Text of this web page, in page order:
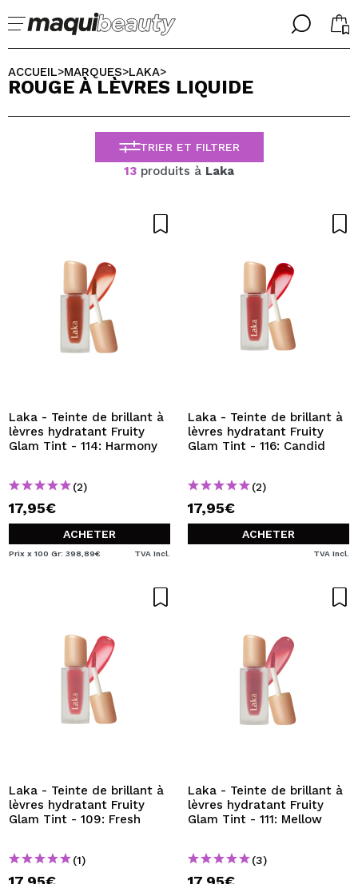
╳
J'suis déjà #maquilover, j'ai un compte
je n'ai pas de compte ici
JE VEUX M'INSCRIRE
effectuer vos achats rapidement, vérifier l'état de vos
commandes et consulter vos opérations précédentes.
CRÉER UN COMPTE
╳
CHOISISSEZ VOTRE LANGUE
FRANCES
ESPAÑOL
ENGLISH
ALEMAN
ACCUEIL>MARQUES>LAKA>
ROUGE À LÈVRES LIQUIDE
TRIER ET FILTRER
13 produits à Laka
Laka - Teinte de brillant à
lèvres hydratant Fruity
Glam Tint - 114: Harmony
(2)
17,95€
ACHETER
Prix x 100 Gr: 398,89€ TVA Incl.
Laka - Teinte de brillant à
lèvres hydratant Fruity
Glam Tint - 116: Candid
(2)
17,95€
ACHETER
TVA Incl.
Laka - Teinte de brillant à
lèvres hydratant Fruity
Glam Tint - 109: Fresh
(1)
Laka - Teinte de brillant à
lèvres hydratant Fruity
Glam Tint - 111: Mellow
(3)